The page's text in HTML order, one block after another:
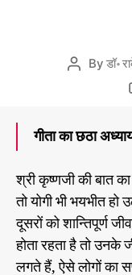
s
रा
श
कु
मा
र
र्य
P
a
t
h
o
r
Byडॉ॰
गीता का छठा
श्री कृष्णजी की बात
तो योगी भी भयभीत
दूसरों को शान्तिपूर्ण
होता रहता है तो उनके
लगते हैं, ऐसे लोगों का